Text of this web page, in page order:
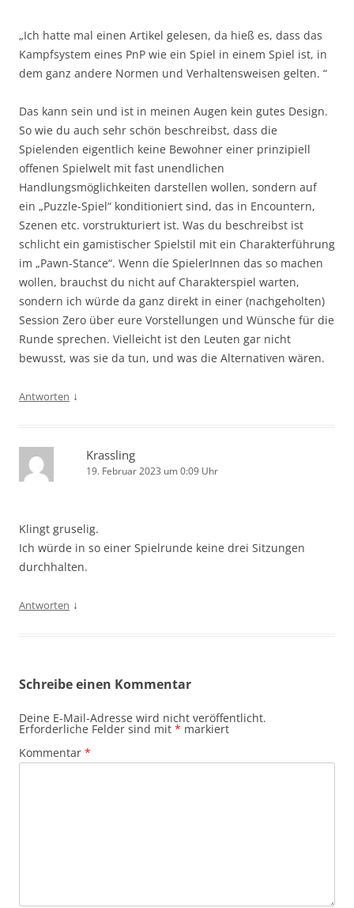
„Ich hatte mal einen Artikel gelesen, da hieß es, dass das
Kampfsystem eines PnP wie ein Spiel in einem Spiel ist, in
dem ganz andere Normen und Verhaltensweisen gelten. “
Das kann sein und ist in meinen Augen kein gutes Design.
So wie du auch sehr schön beschreibst, dass die
Spielenden eigentlich keine Bewohner einer prinzipiell
offenen Spielwelt mit fast unendlichen
Handlungsmöglichkeiten darstellen wollen, sondern auf
ein „Puzzle-Spiel“ konditioniert sind, das in Encountern,
Szenen etc. vorstrukturiert ist. Was du beschreibst ist
schlicht ein gamistischer Spielstil mit ein Charakterführung
im „Pawn-Stance“. Wenn díe SpielerInnen das so machen
wollen, brauchst du nicht auf Charakterspiel warten,
sondern ich würde da ganz direkt in einer (nachgeholten)
Session Zero über eure Vorstellungen und Wünsche für die
Runde sprechen. Vielleicht ist den Leuten gar nicht
bewusst, was sie da tun, und was die Alternativen wären.
Antworten ↓
Krassling
19. Februar 2023 um 0:09 Uhr
Klingt gruselig.
Ich würde in so einer Spielrunde keine drei Sitzungen
durchhalten.
Antworten ↓
Schreibe einen Kommentar
Deine E-Mail-Adresse wird nicht veröffentlicht.
Erforderliche Felder sind mit * markiert
Kommentar *